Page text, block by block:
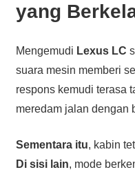
yang
Mengemudi Lexus LC
suara mesin memberi
respons kemudi terasa
meredam jalan dengan
Sementara itu, kabin
Di sisi lain, mode